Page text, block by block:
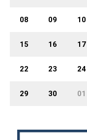
08 09 10
15 16 17
22 23 24
29 30 01